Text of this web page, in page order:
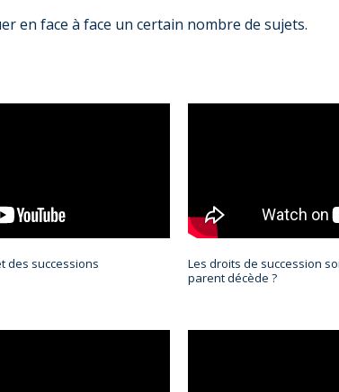
en face à face un certain nombre de sujets.
des successions
Les droits de succession
parent décède ?